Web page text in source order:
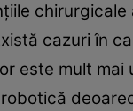
cazuri în
este mult